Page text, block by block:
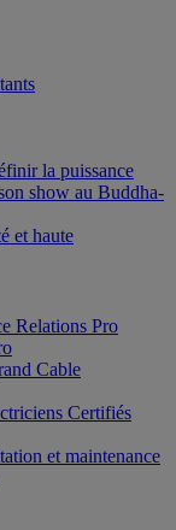
la puissance
show au Buddha-
et haute
Relations Pro
Cable
Certifiés
et maintenance